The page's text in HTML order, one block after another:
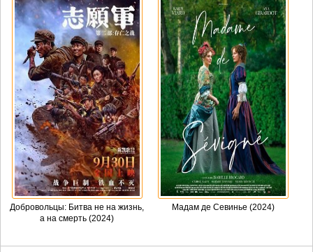
Добровольцы: Битва не на жизнь,
а на смерть (2024)
Мадам де Севинье (2024)